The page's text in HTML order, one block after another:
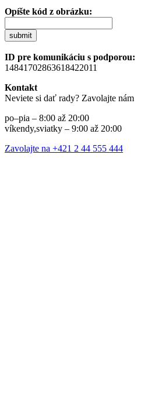
Opíšte kód z obrázku:
submit
ID pre komunikáciu s podporou:
14841702863618422011
Kontakt
Neviete si dať rady? Zavolajte nám
po–pia – 8:00 až 20:00
víkendy,sviatky – 9:00 až 20:00
Zavolajte na +421 2 44 555 444